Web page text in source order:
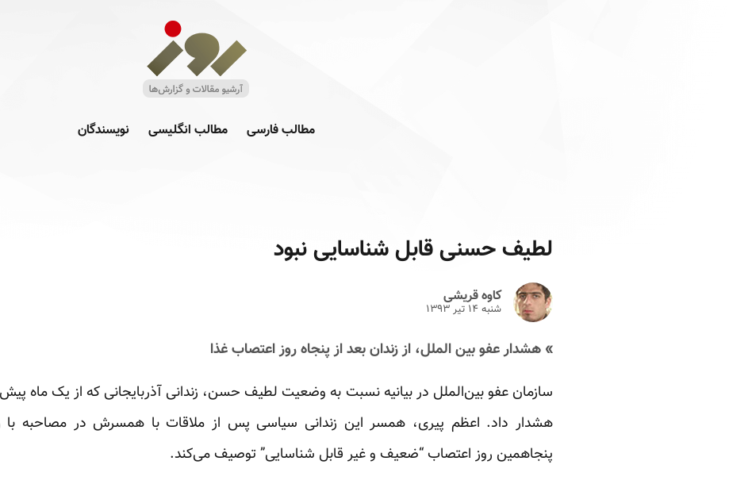
مطالب فارسی مطالب انگلیسی نویسندگان
لطیف حسنی قابل شناسایی نبود
کاوه قریشی
شنبه ۱۴ تير ۱۳۹۳
» هشدار عفو بین الملل، از زندان بعد از پنجاه روز اعتصاب غذا
سازمان عفو بین‌الملل در بیانیه نسبت به وضعیت لطیف حسن، زندانی آذربایجانی که از یک ماه
هشدار داد. اعظم پیری، همسر این زندانی سیاسی پس از ملاقات با همسرش در مصاحبه
پنجاهمین روز اعتصاب “ضعیف و غیر قابل شناسایی” توصیف می‌کند.